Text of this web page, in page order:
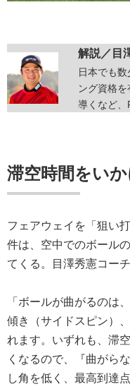
解説／目
日本でも
ング資格
導くなど、
滞空時間をい
フェアウェイを「狙い
件は、空中でのボール
てくる。目澤秀憲コー
「ボールが曲がるのは
傾き（サイドスピン）
れます。いずれも、滞
くなるので、『曲がら
し角を低く、最高到達